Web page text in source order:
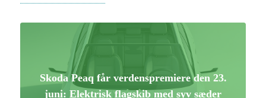
Skoda Peaq får verdenspremiere den 23.
juni: Elektrisk flagskib med syv sæder